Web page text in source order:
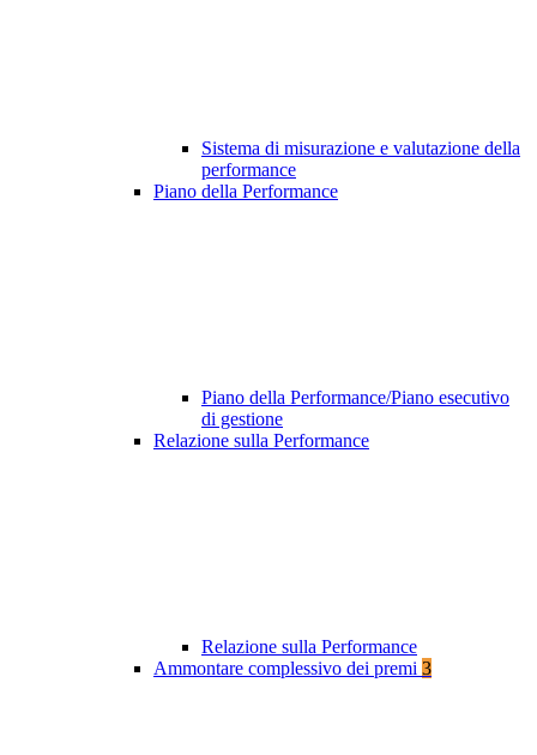
Sistema di misurazione e valutazione della
performance
Piano della Performance
Piano della Performance/Piano esecutivo
di gestione
Relazione sulla Performance
Relazione sulla Performance
Ammontare complessivo dei premi 3